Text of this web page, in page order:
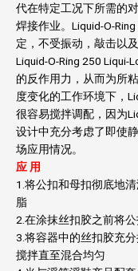
代在特定工况下所需的
焊接作业。Liquid-O-
定，不受振动，敲击以
Liquid-O-Ring 250
的反作用力，从而为所
度变化的工作环境下，
很容易搅拌调配，因为
设计中充分考虑了即使
场应用情况。
应 用
1.将公扣和母扣彻底地
脂
2.在涂抹丝扣胶之前将
3.将容器中的丝扣胶充
搅拌直至混合均匀